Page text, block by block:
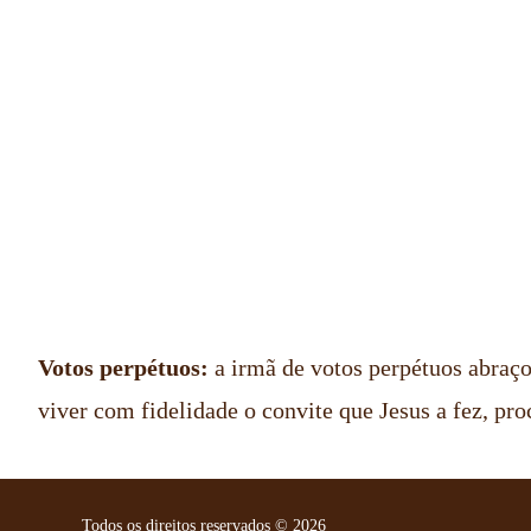
Votos perpétuos: a irmã de votos perpétuos
viver com fidelidade o convite que Jesus a fez,
Todos os direitos reservados ©️ 2026